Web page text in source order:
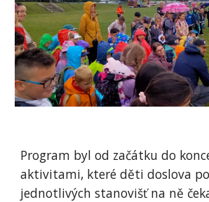
Program byl od začátku do
aktivitami, které děti doslova
jednotlivých stanovišť na ně